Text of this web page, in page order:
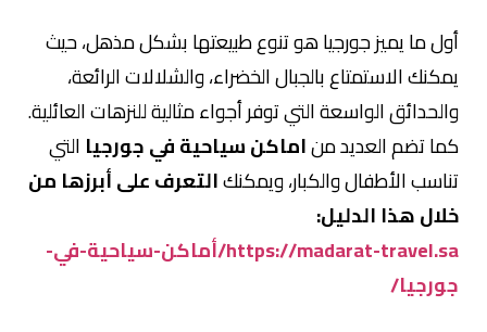
أول ما يميز جورجيا هو تنوع طبيعتها بشكل مذهل، حيث
يمكنك الاستمتاع بالجبال الخضراء، والشلالات الرائعة،
والحدائق الواسعة التي توفر أجواء مثالية للنزهات العائلية.
كما تضم العديد مناماكن سياحية في جورجيا التي
تناسب الأطفال والكبار، ويمكنكالتعرف على أبرزها من
خلال هذا الدليل:
https://madarat-travel.sa/أماكن-سياحية-في-
جورجيا/